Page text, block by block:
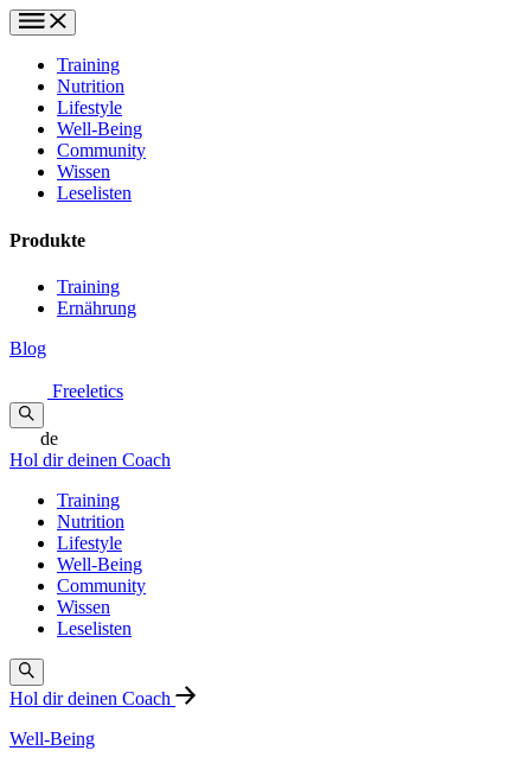
Training
Nutrition
Lifestyle
Well-Being
Community
Wissen
Leselisten
Produkte
Training
Ernährung
Blog
Freeletics
de
Hol dir deinen Coach
Training
Nutrition
Lifestyle
Well-Being
Community
Wissen
Leselisten
Hol dir deinen Coach
Well-Being